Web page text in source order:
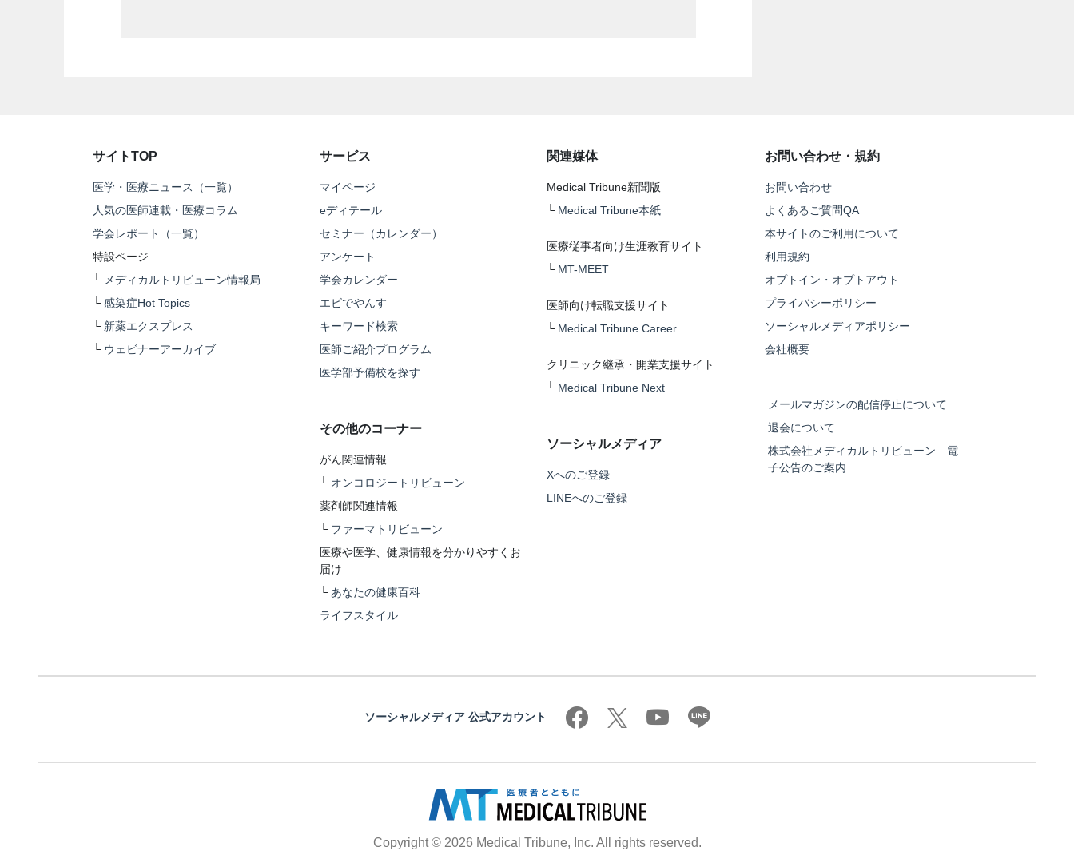
サイトTOP
医学・医療ニュース（一覧）
人気の医師連載・医療コラム
学会レポート（一覧）
特設ページ
└ メディカルトリビューン情報局
└ 感染症Hot Topics
└ 新薬エクスプレス
└ ウェビナーアーカイブ
サービス
マイページ
eディテール
セミナー（カレンダー）
アンケート
学会カレンダー
エビでやんす
キーワード検索
医師ご紹介プログラム
医学部予備校を探す
その他のコーナー
がん関連情報
└ オンコロジートリビューン
薬剤師関連情報
└ ファーマトリビューン
医療や医学、健康情報を分かりやすくお
届け
└ あなたの健康百科
ライフスタイル
関連媒体
Medical Tribune新聞版
└ Medical Tribune本紙
医療従事者向け生涯教育サイト
└ MT-MEET
医師向け転職支援サイト
└ Medical Tribune Career
クリニック継承・開業支援サイト
└ Medical Tribune Next
ソーシャルメディア
Xへのご登録
LINEへのご登録
お問い合わせ・規約
お問い合わせ
よくあるご質問QA
本サイトのご利用について
利用規約
オプトイン・オプトアウト
プライバシーポリシー
ソーシャルメディアポリシー
会社概要
メールマガジンの配信停止について
退会について
株式会社メディカルトリビューン 電
子公告のご案内
ソーシャルメディア 公式アカウント
Copyright © 2026 Medical Tribune, Inc. All rights reserved.